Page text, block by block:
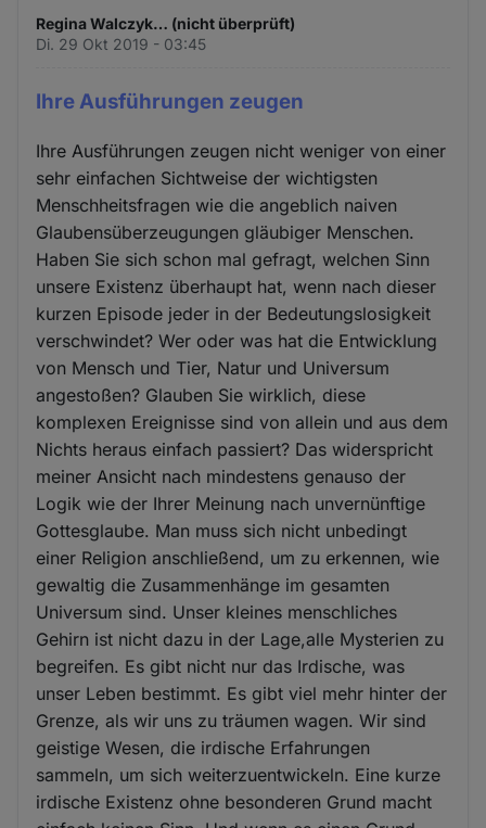
Regina Walczyk… (nicht überprüft)
Di. 29 Okt 2019 - 03:45
Ihre Ausführungen zeugen
Ihre Ausführungen zeugen nicht weniger von einer
sehr einfachen Sichtweise der wichtigsten
Menschheitsfragen wie die angeblich naiven
Glaubensüberzeugungen gläubiger Menschen.
Haben Sie sich schon mal gefragt, welchen Sinn
unsere Existenz überhaupt hat, wenn nach dieser
kurzen Episode jeder in der Bedeutungslosigkeit
verschwindet? Wer oder was hat die Entwicklung
von Mensch und Tier, Natur und Universum
angestoßen? Glauben Sie wirklich, diese
komplexen Ereignisse sind von allein und aus dem
Nichts heraus einfach passiert? Das widerspricht
meiner Ansicht nach mindestens genauso der
Logik wie der Ihrer Meinung nach unvernünftige
Gottesglaube. Man muss sich nicht unbedingt
einer Religion anschließend, um zu erkennen, wie
gewaltig die Zusammenhänge im gesamten
Universum sind. Unser kleines menschliches
Gehirn ist nicht dazu in der Lage,alle Mysterien zu
begreifen. Es gibt nicht nur das Irdische, was
unser Leben bestimmt. Es gibt viel mehr hinter der
Grenze, als wir uns zu träumen wagen. Wir sind
geistige Wesen, die irdische Erfahrungen
sammeln, um sich weiterzuentwickeln. Eine kurze
irdische Existenz ohne besonderen Grund macht